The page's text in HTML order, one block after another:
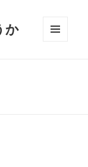
か